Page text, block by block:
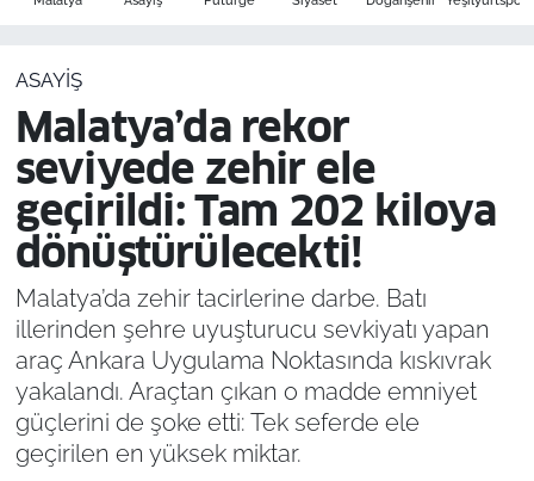
ASAYIŞ
Malatya’da rekor
seviyede zehir ele
geçirildi: Tam 202 kiloya
dönüştürülecekti!
Malatya’da zehir tacirlerine darbe. Batı
illerinden şehre uyuşturucu sevkiyatı yapan
araç Ankara Uygulama Noktasında kıskıvrak
yakalandı. Araçtan çıkan o madde emniyet
güçlerini de şoke etti: Tek seferde ele
geçirilen en yüksek miktar.
Resmi İlanlar
Son Dakika Haberleri
Haber Arşivi